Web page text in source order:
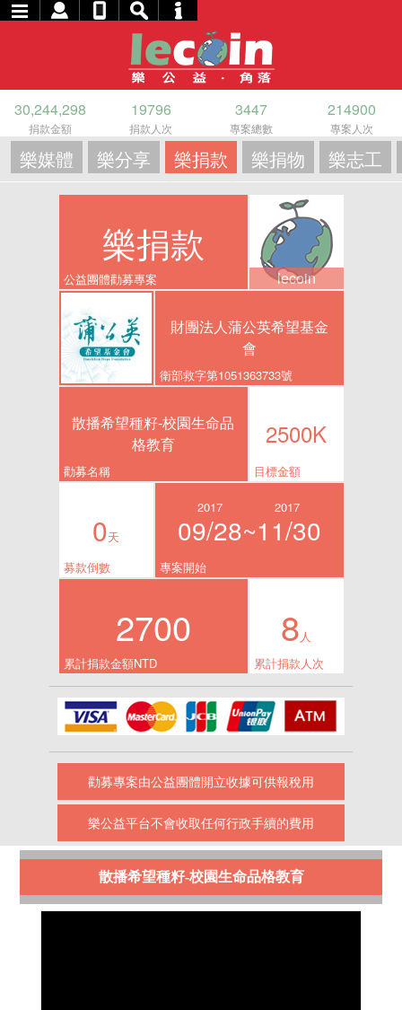
30,244,298
捐款金額
19796
捐款人次
3447
專案總數
214900
專案人次
樂媒體 樂分享 樂捐款 樂捐物 樂志工
樂捐款
公益團體勸募專案 lecoin
財團法人蒲公英希望基金
會
衛部救字第1051363733號
散播希望種籽-校園生命品
格教育
勸募名稱
2500K
目標金額
0天
募款倒數
2017
09/28~
2017
11/30
專案開始
2700
累計捐款金額NTD
8人
累計捐款人次
勸募專案由公益團體開立收據可供報稅用
樂公益平台不會收取任何行政手續的費用
散播希望種籽-校園生命品格教育